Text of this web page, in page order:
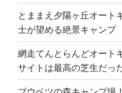
とままえ夕陽ヶ丘オート
士が望める絶景キャンプ
網走てんとらんどオート
サイトは最高の芝生だっ